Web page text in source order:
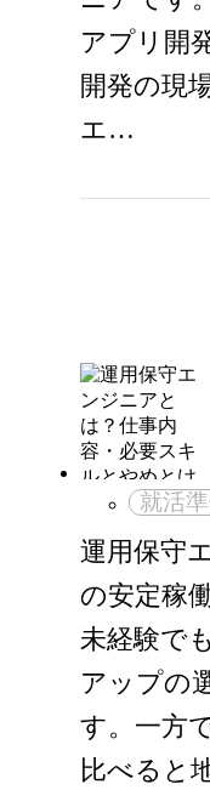
アプリ開
開発の現
エ…
就活
運用保守
の安定稼
未経験で
アップの
す。一方
比べると